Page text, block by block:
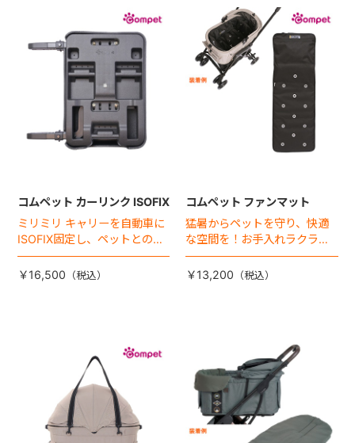
コムペット カーリンク ISOFIX
ミリミリ キャリーを自動車に
ISOFIX固定し、ペットとの車
移動をカンタン・快適に！
￥16,500
コムペット ファンマット
猛暑からペットを守り、快適
な空間を！お手入れラクラク
な「ファンマット」が登場！
￥13,200